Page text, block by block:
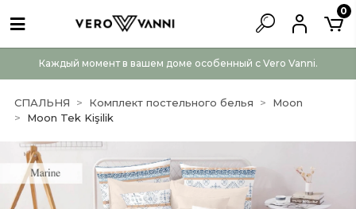
Каждый момент в вашем доме особенный с Vero Vanni.
0
СПАЛЬНЯ Комплект постельного белья
Moon
Moon Tek Kişilik